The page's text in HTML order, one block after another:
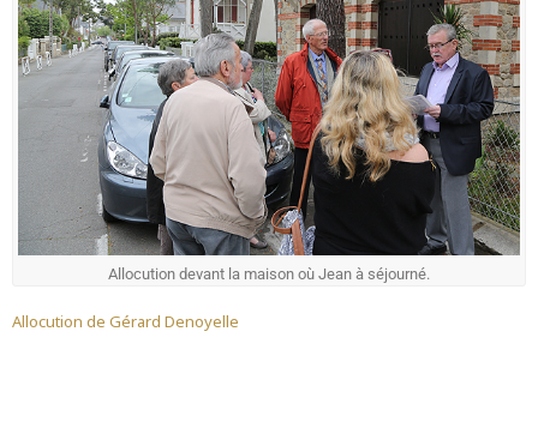
Allocution devant la maison où Jean à séjourné.
Allocution de Gérard Denoyelle